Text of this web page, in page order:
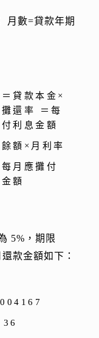
月數=貸款年期
貸款本金×
還率 ＝每
利息金額
額×月利率
月應攤付
額
5%，期限
款金額如下：